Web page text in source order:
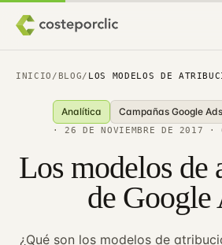
INICIO / BLOG/ LOS MODELOS DE
Analítica Campañas Google Ads
·26 DE NOVIEMBRE DE 2017 ·
Los modelos de
de Google
¿Qué son los modelos de